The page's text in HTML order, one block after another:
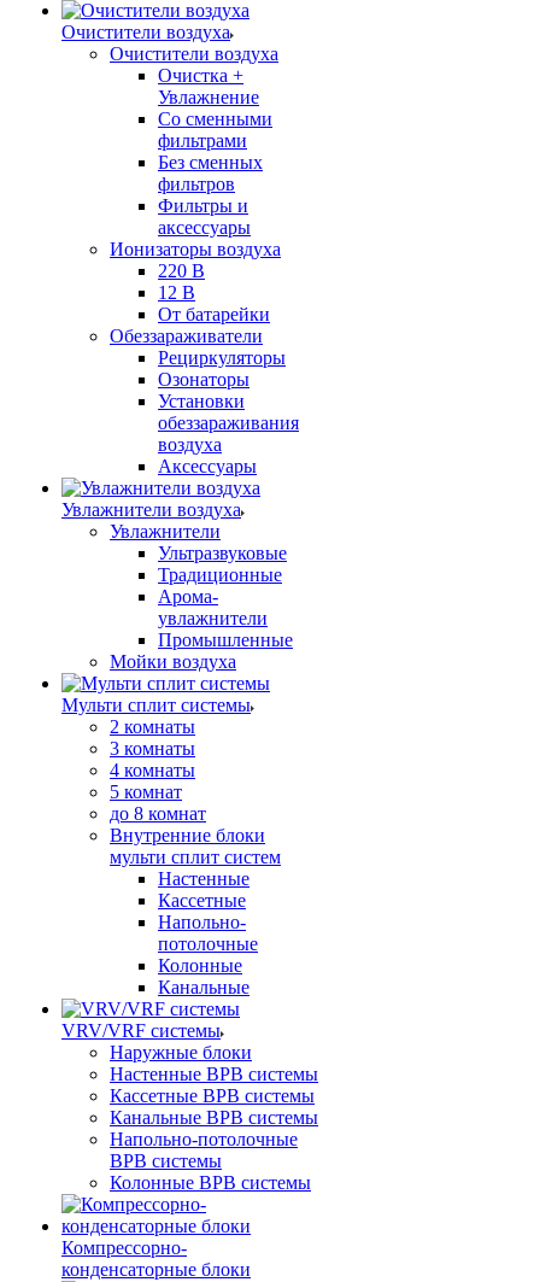
Очистители воздуха
Очистители воздуха
Очистка +
Увлажнение
Cо сменными
фильтрами
Без сменных
фильтров
Фильтры и
аксессуары
Ионизаторы воздуха
220 В
12 В
От батарейки
Обеззараживатели
Рециркуляторы
Озонаторы
Установки
обеззараживания
воздуха
Аксессуары
Увлажнители воздуха
Увлажнители
Ультразвуковые
Традиционные
Арома-
увлажнители
Промышленные
Мойки воздуха
Мульти сплит системы
2 комнаты
3 комнаты
4 комнаты
5 комнат
до 8 комнат
Внутренние блоки
мульти сплит систем
Настенные
Кассетные
Напольно-
потолочные
Колонные
Канальные
VRV/VRF системы
Наружные блоки
Настенные ВРВ системы
Кассетные ВРВ системы
Канальные ВРВ системы
Напольно-потолочные
ВРВ системы
Колонные ВРВ системы
Компрессорно-
конденсаторные блоки